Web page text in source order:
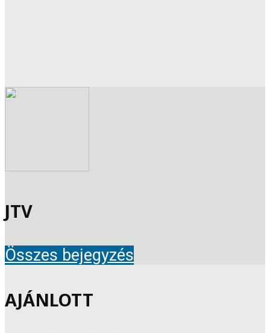
JTV
Összes bejegyzés
AJÁNLOTT